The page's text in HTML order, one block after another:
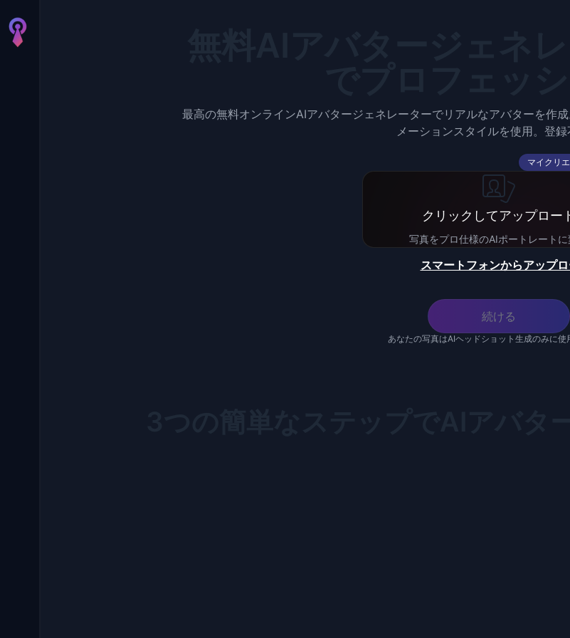
最高の無料オンラインAIアバタージェネレーターでリアルなアバターを作
メーションスタイルを使用。登録
マイクリ
クリックしてアップロー
写真をプロ仕様のAIポートレートに
スマートフォンからアップ
続ける
あなたの写真はAIヘッドショット生成のみに使